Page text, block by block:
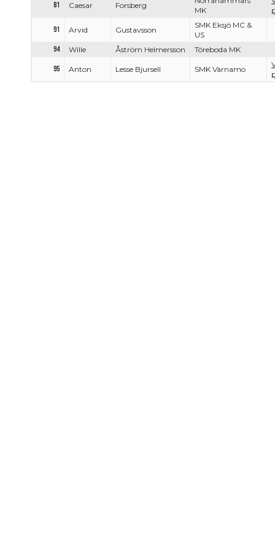
81 Caesar Forsberg
MK
91 Arvid Gustavsson
SMK Eksjö MC &
US
94
Wille Åström Helmersson Töreboda MK
95 Anton Lesse Bjursell SMK Värnamo